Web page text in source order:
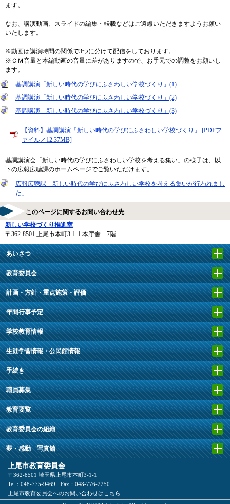
ます。
なお、講演動画、スライドの編集・転載などはご遠慮いただきますようお願い
いたします。
※動画は講演時間の関係で3つに分けて配信をしております。
※ＣＭ音量と本編動画の音量に差がありますので、お手元での調整をお願いし
ます。
基調講演「新しい時代の学びにふさわしい学校づくり」(1)
基調講演「新しい時代の学びにふさわしい学校づくり」(2)
基調講演「新しい時代の学びにふさわしい学校づくり」(3)
【資料】基調講演「新しい時代の学びにふさわしい学校づくり」 [PDFフ
ァイル／12.37MB]
基調講演会「新しい時代の学びにふさわしい学校を考える集い」の様子は、以
下の広報広聴課のホームページでご覧いただけます。
広報広聴課「新しい時代の学びにふさわしい学校を考える集いが行われまし
た」
このページに関するお問い合わせ先
新しい学校づくり推進室
〒362-8501
上尾市本町3-1-1 本庁舎 7階
あいさつ
教育委員会
計画・方針・重点施策・評価
年間行事予定
学校教育情報
生涯学習情報・公民館情報
手続き
職員募集
教育要覧
教育委員会の組織
夢・感動 写真館
上尾市教育委員会
〒362-8501 埼玉県上尾市本町3-1-1
Tel：048-775-9469
Fax：048-776-2250
上尾市教育委員会へのお問い合わせはこちら